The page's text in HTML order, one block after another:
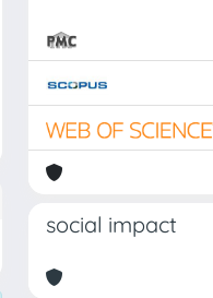
social impact